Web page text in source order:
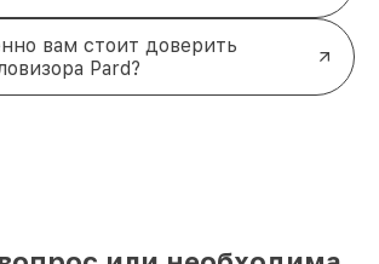
вам стоит доверить
Pard?